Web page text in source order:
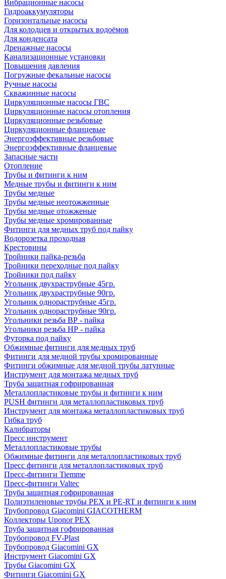
Вибрационные насосы
Гидроаккумуляторы
Горизонтальные насосы
Для колодцев и открытых водоёмов
Для конденсата
Дренажные насосы
Канализационные установки
Повышения давления
Погружные фекальные насосы
Ручные насосы
Скважинные насосы
Циркуляционные насосы ГВС
Циркуляционные насосы отопления
Циркуляционные резьбовые
Циркуляционные фланцевые
Энергоэффективные резьбовые
Энергоэффективные фланцевые
Запасные части
Отопление
Трубы и фитинги к ним
Медные трубы и фитинги к ним
Трубы медные
Трубы медные неотожженные
Трубы медные отожженые
Трубы медные хромированные
Фитинги для медных труб под пайку
Водорозетка проходная
Крестовины
Тройники пайка-резьба
Тройники переходные под пайку
Тройники под пайку
Угольник двухраструбные 45гр.
Угольник двухраструбные 90гр.
Угольник однораструбные 45гр.
Угольник однораструбные 90гр.
Угольники резьба ВР - пайка
Угольники резьба НР - пайка
Футорка под пайку
Обжимные фитинги для медных труб
Фитинги для медной трубы хромированные
Фитинги обжимные для медной трубы латунные
Инструмент для монтажа медных труб
Труба защитная гофрированная
Металлопластиковые трубы и фитинги к ним
PUSH фитинги для металлопластиковых труб
Инструмент для монтажа металлопластиковых труб
Гибка труб
Калибраторы
Пресс инструмент
Металлопластиковые трубы
Обжимные фитинги для металлопластиковых труб
Пресс фитинги для металлопластиковых труб
Пресс-фитинги Tiemme
Пресс-фитинги Valtec
Труба защитная гофрированная
Полиэтиленовые трубы PEX и PE-RT и фитинги к ним
Трубопровод Giacomini GIACOTHERM
Коллекторы Uponor PEX
Труба защитная гофрированная
Трубопровод FV-Plast
Трубопровод Giacomini GX
Инструмент Giacomini GX
Трубы Giacomini GX
Фитинги Giacomini GX